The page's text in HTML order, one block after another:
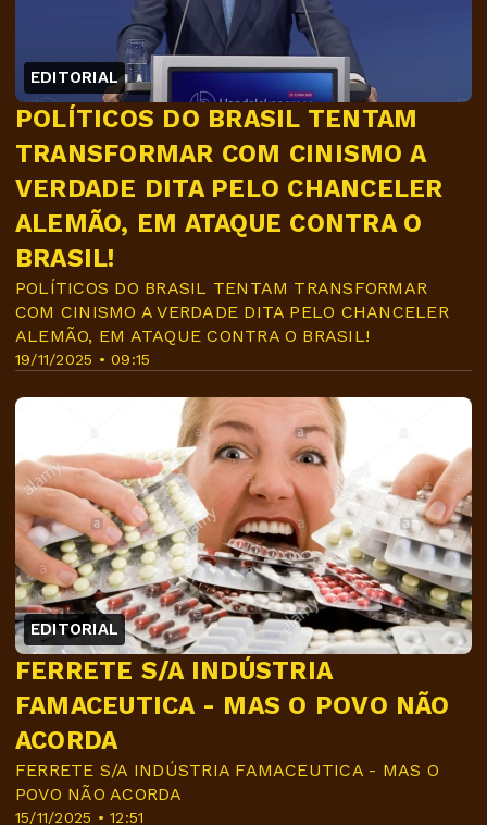
EDITORIAL
19/11/2025 • 09:15
POLÍTICOS DO BRASIL TENTAM
TRANSFORMAR COM CINISMO A
VERDADE DITA PELO CHANCELER
ALEMÃO, EM ATAQUE CONTRA O
BRASIL!
POLÍTICOS DO BRASIL TENTAM TRANSFORMAR
COM CINISMO A VERDADE DITA PELO CHANCELER
ALEMÃO, EM ATAQUE CONTRA O BRASIL!
EDITORIAL
15/11/2025 • 12:51
FERRETE S/A INDÚSTRIA
FAMACEUTICA - MAS O POVO NÃO
ACORDA
FERRETE S/A INDÚSTRIA FAMACEUTICA - MAS O
POVO NÃO ACORDA